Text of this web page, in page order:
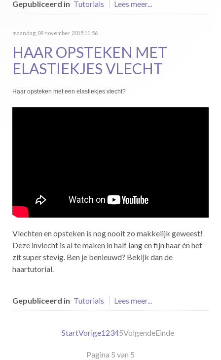
Gepubliceerd in Tutorials Lees meer...
maandag, 09 november 2015 11:56
HAAR OPSTEKEN MET
ELASTIEKJES VLECHT
Haar opsteken met een elastiekjes vlecht?
Vlechten en opsteken is nog nooit zo makkelijk geweest!
Deze invlecht is al te maken in half lang en fijn haar én het
zit super stevig. Ben je benieuwd? Bekijk dan de
haartutorial.
Gepubliceerd in Tutorials Lees meer...
StartVorige1 2345VolgendeEinde
Pagina 5 van 5